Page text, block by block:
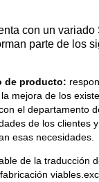
con un variado
parte de los
de producto:
mejora de los
el departamento
de los clientes
esas necesidades.
de la traducción
viables.